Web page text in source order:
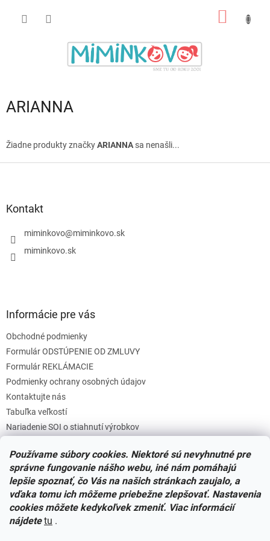
Používame súbory cookies. Niektoré sú nevyhnutné pre
správne fungovanie nášho webu, iné nám pomáhajú
lepšie spoznať, čo Vás na našich stránkach zaujalo, a
vďaka tomu ich môžeme priebežne zlepšovať. Nastavenia
cookies môžete kedykoľvek zmeniť. Viac informácií
nájdete tu .
ARIANNA
Žiadne produkty značkyARIANNAsa nenašli...
Kontakt
miminkovo@miminkovo.sk
miminkovo.sk
Informácie pre vás
Obchodné podmienky
Formulár ODSTÚPENIE OD ZMLUVY
Formulár REKLÁMACIE
Podmienky ochrany osobných údajov
Kontaktujte nás
Tabuľka veľkostí
Nariadenie SOI o stiahnutí výrobkov
Zásady súborov COOKIES
Facebook